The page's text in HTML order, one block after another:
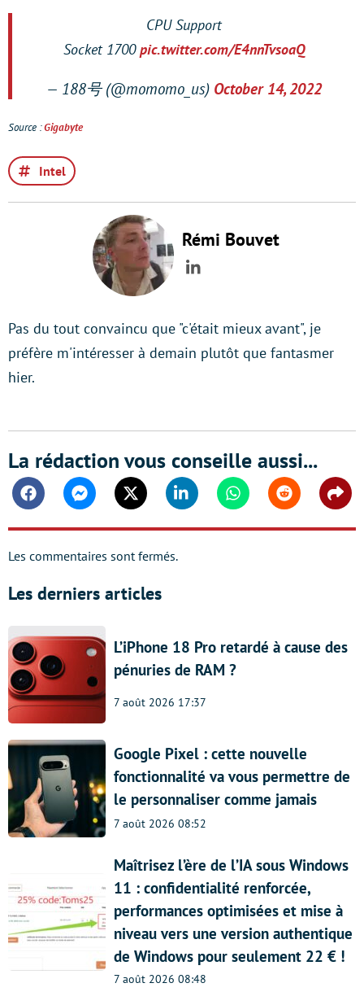
CPU Support
Socket 1700pic.twitter.com/E4nnTvsoaQ
— 188号 (@momomo_us) October 14, 2022
Source :Gigabyte
Intel
Rémi Bouvet
LinkedIn
Pas du tout convaincu que "c'était mieux avant", je
préfère m'intéresser à demain plutôt que fantasmer
hier.
La rédaction vous conseille aussi...
FacebookMessengerTwitter Linkedin WhatsappReddit
Les commentaires sont fermés.
Les derniers articles
L’iPhone 18 Pro retardé à cause des
pénuries de RAM ?
7 août 2026 17:37
Google Pixel : cette nouvelle
fonctionnalité va vous permettre de
le personnaliser comme jamais
7 août 2026 08:52
Maîtrisez l’ère de l’IA sous Windows
11 : confidentialité renforcée,
performances optimisées et mise à
niveau vers une version authentique
de Windows pour seulement 22 € !
7 août 2026 08:48